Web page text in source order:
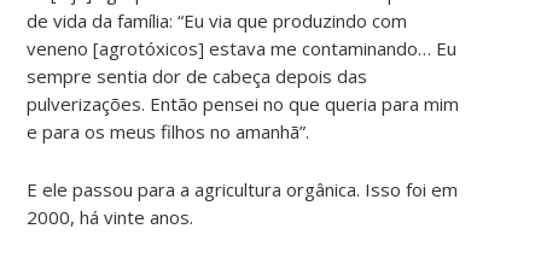
de vida da família: “Eu via que produzindo com
veneno [agrotóxicos] estava me contaminando… Eu
sempre sentia dor de cabeça depois das
pulverizações. Então pensei no que queria para mim
e para os meus filhos no amanhã”.
E ele passou para a agricultura orgânica. Isso foi em
2000, há vinte anos.